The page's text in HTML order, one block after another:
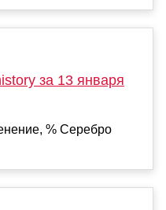
за 13 января
% Серебро